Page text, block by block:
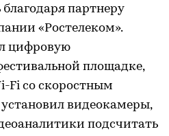
благодаря партнеру
«Ростелеком».
цифровую
площадке,
Fi со скоростным
видеокамеры,
подсчитать